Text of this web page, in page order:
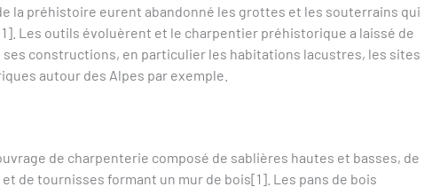
la préhistoire eurent abandonné les grottes et les souterrains qui
Les outils évoluèrent et le charpentier préhistorique a laissé de
constructions, en particulier les habitations lacustres, les sites
autour des Alpes par exemple.
de charpenterie composé de sablières hautes et basses, de
de tournisses formant un mur de bois[1]. Les pans de bois